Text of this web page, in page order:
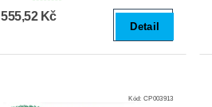
Kč
Detail
Kód: CP003913